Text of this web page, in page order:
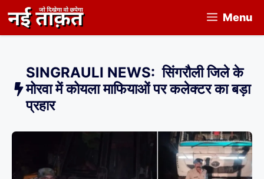
to
content
Menu
SINGRAULI NEWS: सिंगरौली जिले के
मोरवा में कोयला माफियाओं पर कलेक्टर का बड़ा
प्रहार